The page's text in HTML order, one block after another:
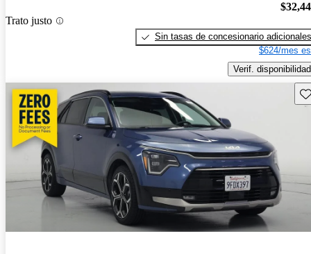
Trato justo
Sin tasas de concesionario adicionales
$624/mes
Verif. disponibilidad